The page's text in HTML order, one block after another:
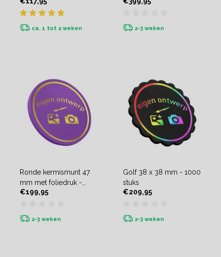
ca. 1 tot 2 weken 2-3 weken
Ronde kermismunt 47
mm met foliedruk -
1000 stuks
€199,95
2-3 weken
Golf 38 x 38 mm - 1000
stuks
€209,95
2-3 weken